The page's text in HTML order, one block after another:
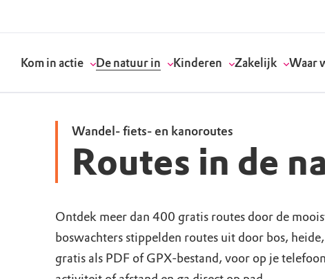
Kom in actie
Doneer
Word vrijwilliger
Werken bij
De natuur in
Routes
Natuurgebieden
Bezoekerscentra
Kinderen
Kinderactiviteiten
Verjaardagsfeestjes
Speeltips
Zakelijk
Geef een
Vergaderen in de
Onze partners &
Waar
Onze visie
Actuele thema's
Wat wij doen
Wandel- fiets- en kanoroutes
Routes in de
Ontdek meer dan 400 gratis routes door de
boswachters stippelden routes uit door bos,
gratis als PDF of GPX-bestand, voor op je